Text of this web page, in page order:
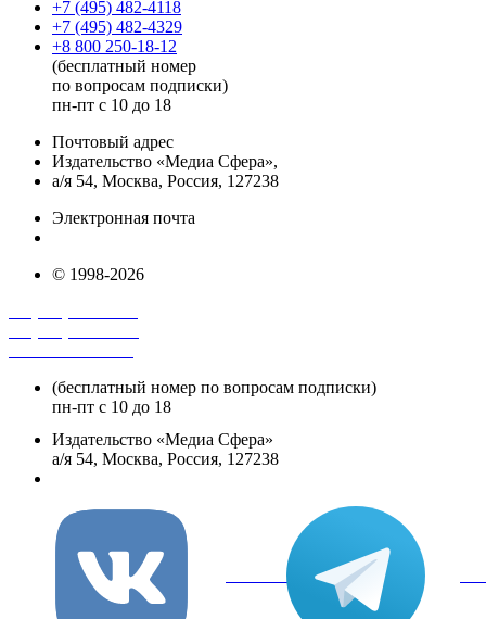
+7 (495) 482-4118
+7 (495) 482-4329
+8 800 250-18-12
(бесплатный номер
по вопросам подписки)
пн-пт с 10 до 18
Почтовый адрес
Издательство «Медиа Сфера»,
а/я 54, Москва, Россия, 127238
Электронная почта
© 1998-2026
(бесплатный номер по вопросам подписки)
пн-пт с 10 до 18
Издательство «Медиа Сфера»
а/я 54, Москва, Россия, 127238
вКонтакте